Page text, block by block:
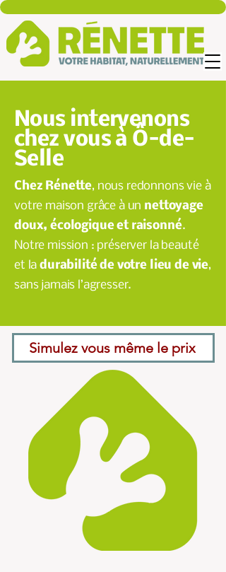
Nous intervenons
chez vous à Ô-de-
Selle
Chez Rénette, nous redonnons vie à
votre maison grâce à un nettoyage
doux, écologique et raisonné.
Notre mission : préserver la beauté
et ladurabilité de votre lieu de vie,
sans jamais l’agresser.
Simulez vous même le prix